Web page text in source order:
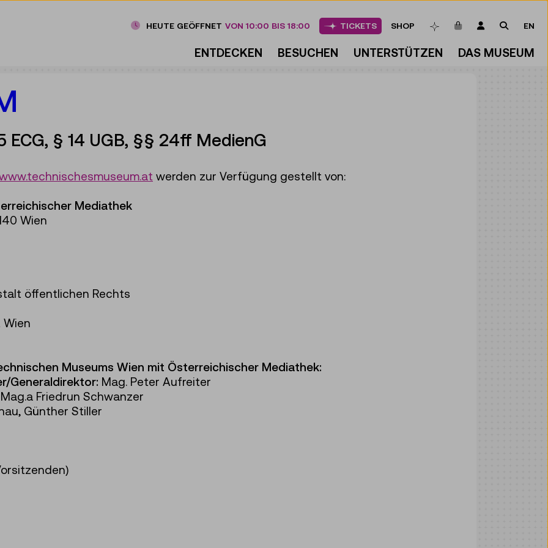
ENTDECKEN BESUCHEN UNTERSTÜTZEN DAS MUSEUM
HEUTE GEÖFFNET VON 10:00 BIS 18:00 TICKETS SHOP MERKLISTEARTIKEL IM
LOGIN SUCHE
EN
§ 14 UGB, §§ 24ff MedienG
werden zur Verfügung gestellt von:
Mediathek
Wien
öffentlichen Rechts
Museums Wien mit Österreichischer Mediathek:
Generaldirektor: Mag. Peter Aufreiter
Friedrun Schwanzer
Günther Stiller